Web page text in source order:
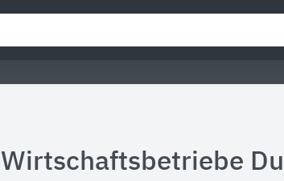
Wirtschaftsbetriebe